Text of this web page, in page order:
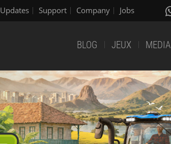
Updates Support Company Jobs
BLOG JEUX MEDIA